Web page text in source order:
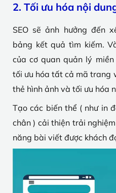
2. Tối ưu hóa nội
SEO sẽ ảnh hưởng đến
bảng kết quả tìm kiếm.
của cơ quan quản lý
tối ưu hóa tất cả mã trang
thẻ hình ảnh và tối ưu hóa
Tạo các biến thể ( như in
chân ) cải thiện trải
năng bài viết được khách